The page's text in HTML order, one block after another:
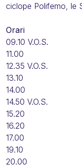
ciclope Polifemo, le
Orari
09.10 V.O.S.
11.00
12.35 V.O.S.
13.10
14.00
14.50 V.O.S.
15.20
16.20
17.00
19.10
20.00